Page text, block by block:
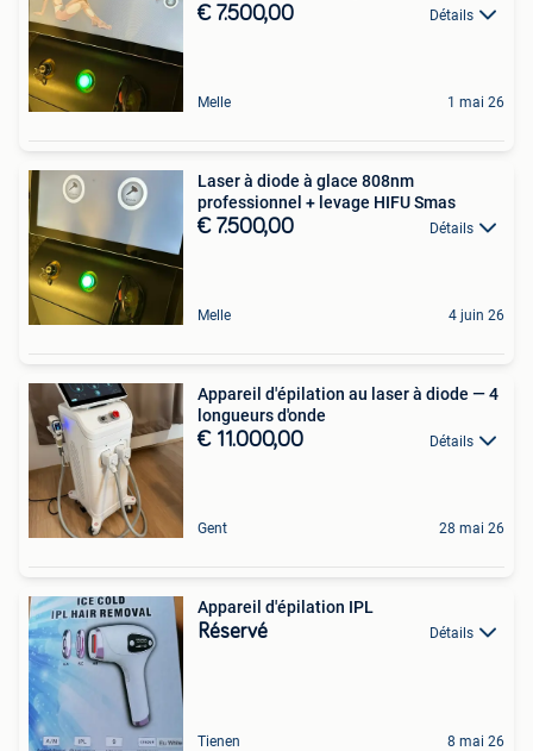
€ 7.500,00 Détails
Melle 1 mai 26
Laser à diode à glace 808nm
professionnel + levage HIFU Smas
€ 7.500,00 Détails
Melle 4 juin 26
Appareil d'épilation au laser à diode — 4
longueurs d'onde
€ 11.000,00 Détails
Gent 28 mai 26
Appareil d'épilation IPL
Réservé Détails
Tienen 8 mai 26